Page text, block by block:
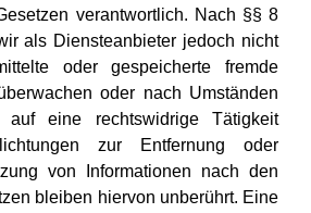
verantwortlich. Nach §§ 8
als Diensteanbieter jedoch nicht
oder gespeicherte fremde
oder nach Umständen
eine rechtswidrige Tätigkeit
zur Entfernung oder
von Informationen nach den
bleiben hiervon unberührt. Eine